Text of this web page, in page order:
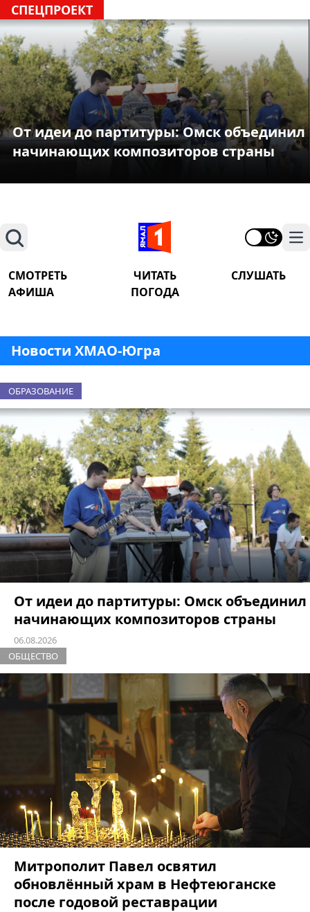
СПЕЦПРОЕКТ
От идеи до партитуры: Омск объединил
начинающих композиторов страны
Поиск
СМОТРЕТЬ ЧИТАТЬ
СЛУШАТЬ
АФИША
ПОГОДА
Новости ХМАО-Югра
ОБРАЗОВАНИЕ
От идеи до партитуры: Омск объединил
начинающих композиторов страны
06.08.2026
ОБЩЕСТВО
Митрополит Павел освятил
обновлённый храм в Нефтеюганске
после годовой реставрации